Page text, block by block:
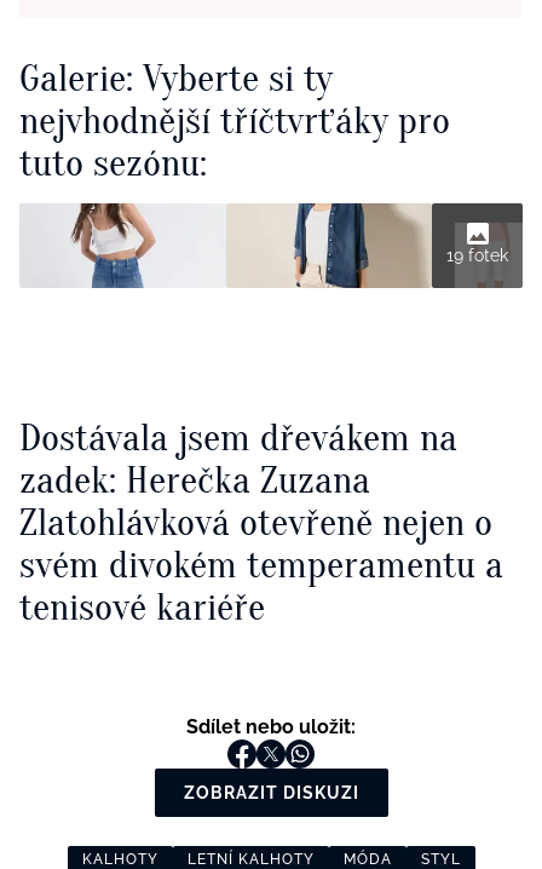
Galerie: Vyberte si ty
nejvhodnější tříčtvrťáky pro
tuto sezónu:
19 fotek
Dostávala jsem dřevákem na
zadek: Herečka Zuzana
Zlatohlávková otevřeně nejen o
svém divokém temperamentu a
tenisové kariéře
Sdílet nebo uložit:
ZOBRAZIT DISKUZI
KALHOTY LETNÍ KALHOTY MÓDA
STYL